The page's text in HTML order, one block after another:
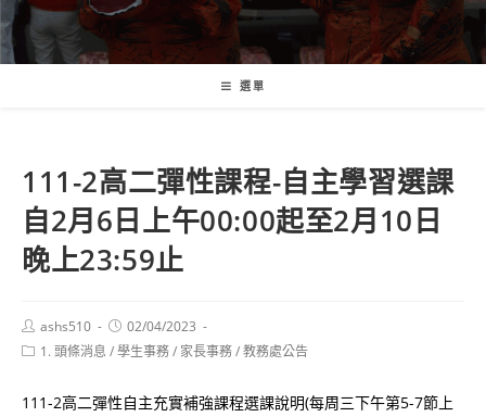
選單
111-2高二彈性課程-自主學習選課
自2月6日上午00:00起至2月10日
晚上23:59止
Post
author:
ashs510
Post
published:
02/04/2023
Post1. 頭條消息 /學生事務/ 家長事務/教務處公告
111-2高二彈性自主充實補強課程選課說明(每周三下午第5-7節上